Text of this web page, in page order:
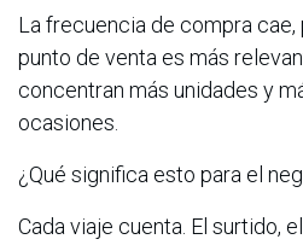
La frecuencia de compra cae,
punto de venta es más
concentran más unidades y
ocasiones.
¿Qué significa esto para el
Cada viaje cuenta. El surtido,